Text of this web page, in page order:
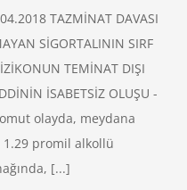
TAZMİNAT DAVASI
SİGORTALININ SIRF
TEMİNAT DIŞI
İSABETSİZ OLUŞU -
olayda, meydana
1.29 promil alkollü
[...]